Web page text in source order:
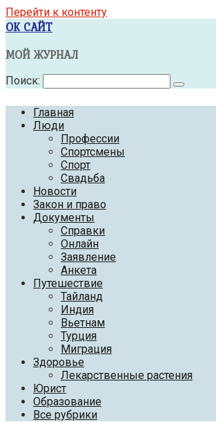
Перейти к контенту
OK САЙТ
МОЙ ЖУРНАЛ
Поиск:
Главная
Люди
Профессии
Спортсмены
Спорт
Свадьба
Новости
Закон и право
Документы
Справки
Онлайн
Заявление
Анкета
Путешествие
Тайланд
Индия
Вьетнам
Турция
Миграция
Здоровье
Лекарственные растения
Юрист
Образование
Все рубрики